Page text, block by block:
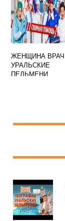
ЖЕНЩИНА ВРАЧ
УРАЛЬСКИЕ
ПЕЛЬМЕНИ